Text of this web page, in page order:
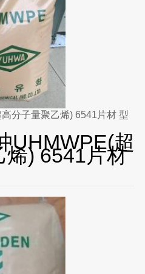
分子量聚乙烯) 6541片材 型
UHMWPE(超
烯) 6541片材